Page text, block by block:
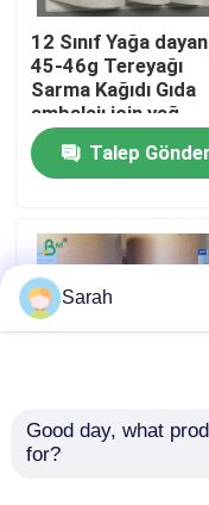
Fabrika turu
Kalite kontrol
Haberler
12 Sınıf Yağa
45-46g Tereyağı
Sarma Kağıdı Gıda
ambalajı için yağ
geçirmez Kağıt
Talep Gönder
210gm+18gm PE
Sarah
Good day, what
for?